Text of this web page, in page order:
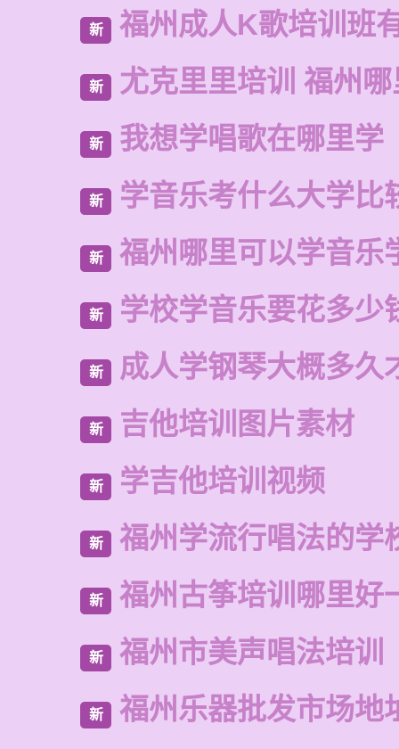
新 福州成人K歌培训班
新 尤克里里培训 福州
新 我想学唱歌在哪里学
新 学音乐考什么大学比
新 福州哪里可以学音乐
新 学校学音乐要花多少
新 成人学钢琴大概多久
新 吉他培训图片素材
新 学吉他培训视频
新 福州学流行唱法的学
新 福州古筝培训哪里好
新 福州市美声唱法培训
新 福州乐器批发市场地